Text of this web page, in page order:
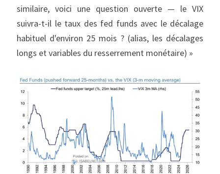
similaire, voici une question ouverte — le VIX
suivra-t-il le taux des fed funds avec le décalage
habituel d'environ 25 mois ? (alias, les décalages
longs et variables du resserrement monétaire) »